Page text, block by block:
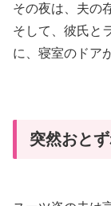
その夜は、夫の
そして、彼氏と
に、寝室のドア
突然おと